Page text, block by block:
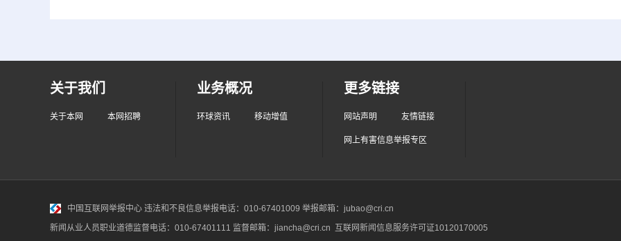
关于我们
关于本网 本网招聘
业务概况
环球资讯 移动增值
更多链接
网站声明 友情链接
网上有害信息举报专区
中国互联网举报中心 违法和不良信息举报电话：010-67401009 举报邮箱：jubao@cri.cn
新闻从业人员职业道德监督电话：010-67401111 监督邮箱：jiancha@cri.cn 互联网新闻信息服务许可证10120170005